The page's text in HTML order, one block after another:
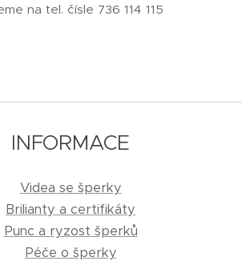
na tel. čísle 736 114 115
INFORMACE
Videa se šperky
Brilianty a certifikáty
Punc a ryzost šperků
Péče o šperky